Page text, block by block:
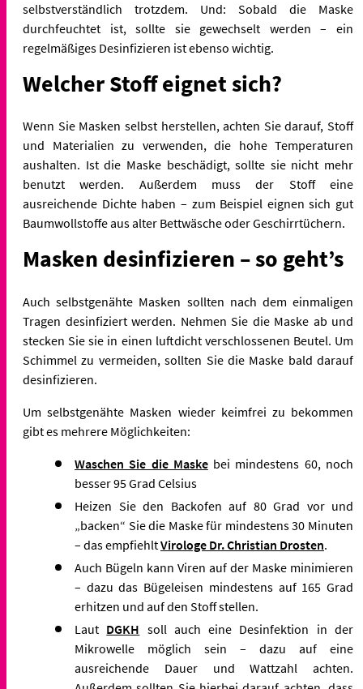
selbstverständlich trotzdem. Und: Sobald die Maske
durchfeuchtet ist, sollte sie gewechselt werden – ein
regelmäßiges Desinfizieren ist ebenso wichtig.
Welcher Stoff eignet sich?
Wenn Sie Masken selbst herstellen, achten Sie darauf, Stoff
und Materialien zu verwenden, die hohe Temperaturen
aushalten. Ist die Maske beschädigt, sollte sie nicht mehr
benutzt werden. Außerdem muss der Stoff eine
ausreichende Dichte haben – zum Beispiel eignen sich gut
Baumwollstoffe aus alter Bettwäsche oder Geschirrtüchern.
Masken desinfizieren – so geht’s
Auch selbstgenähte Masken sollten nach dem einmaligen
Tragen desinfiziert werden. Nehmen Sie die Maske ab und
stecken Sie sie in einen luftdicht verschlossenen Beutel. Um
Schimmel zu vermeiden, sollten Sie die Maske bald darauf
desinfizieren.
Um selbstgenähte Masken wieder keimfrei zu bekommen
gibt es mehrere Möglichkeiten:
Waschen Sie die Maskebei mindestens 60, noch
besser 95 Grad Celsius
Heizen Sie den Backofen auf 80 Grad vor und
„backen“ Sie die Maske für mindestens 30 Minuten
– das empfiehltVirologe Dr. Christian Drosten.
Auch Bügeln kann Viren auf der Maske minimieren
– dazu das Bügeleisen mindestens auf 165 Grad
erhitzen und auf den Stoff stellen.
Laut DGKH soll auch eine Desinfektion in der
Mikrowelle möglich sein – dazu auf eine
ausreichende Dauer und Wattzahl achten.